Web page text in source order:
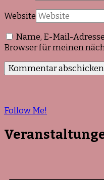
Website
Name, E-Mail-
Browser für meinen
Follow Me!